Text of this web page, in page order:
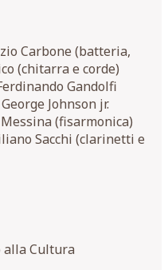
Carbone (batteria,
(chitarra e corde)
Gandolfi
Johnson jr.
(fisarmonica)
Sacchi (clarinetti e
alla Cultura